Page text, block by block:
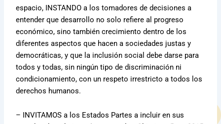
espacio, INSTANDO a los tomadores de decisiones a
entender que desarrollo no solo refiere al progreso
económico, sino también crecimiento dentro de los
diferentes aspectos que hacen a sociedades justas y
democráticas, y que la inclusión social debe darse para
todos y todas, sin ningún tipo de discriminación ni
condicionamiento, con un respeto irrestricto a todos los
derechos humanos.
– INVITAMOS a los Estados Partes a incluir en sus